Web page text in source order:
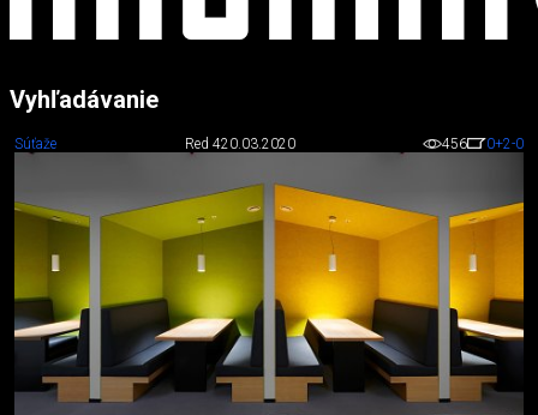
Vyhľadávanie
Súťaže Red 420.03.2020 456 0+2-0